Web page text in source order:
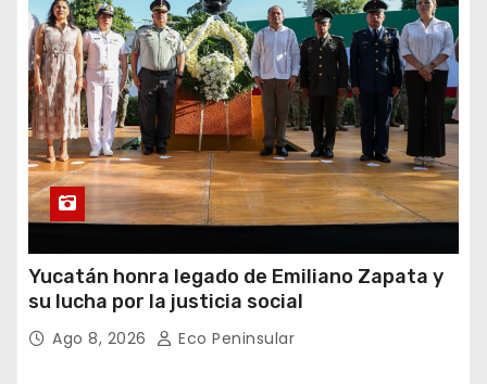
Yucatán honra legado de Emiliano Zapata y
su lucha por la justicia social
Ago 8, 2026 Eco Peninsular